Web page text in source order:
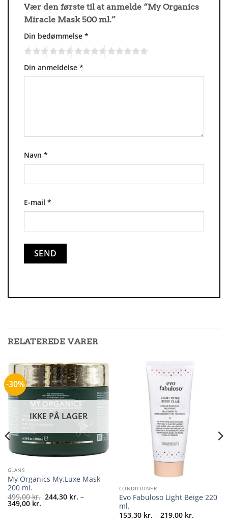
Vær den første til at anmelde “My Organics
Miracle Mask 500 ml.”
Din bedømmelse *
Din anmeldelse *
Navn *
E-mail *
RELATEREDE VARER
-30%
IKKE PÅ LAGER
GLANS
My Organics My.Luxe Mask
200 ml.
499,00kr. 244,30 kr. –
349,00 kr.Prisinterval:
CONDITIONER
Evo Fabuloso Light Beige 220
ml.
153,30 kr. – 219,00 kr.
153,30 kr.